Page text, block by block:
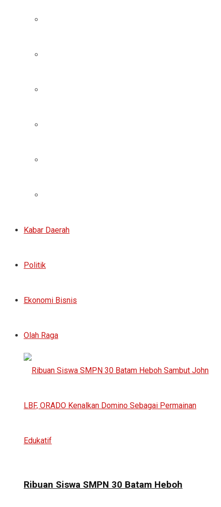
Kabar Daerah
Politik
Ekonomi Bisnis
Olah Raga
Ribuan Siswa SMPN 30 Batam Heboh